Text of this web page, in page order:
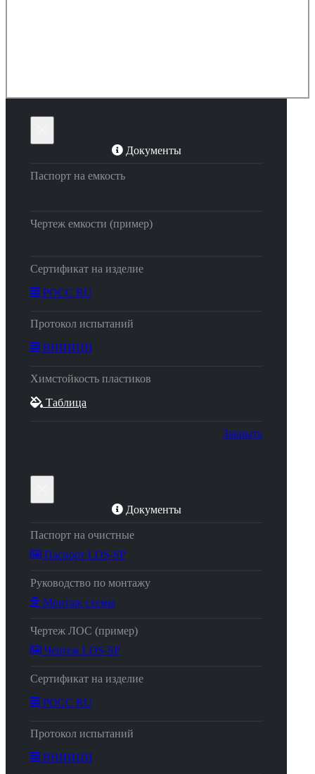
Документы
Паспорт на емкость
Чертеж емкости (пример)
Сертификат на изделие
РОСС RU
Протокол испытаний
ВНИИЦИ
Химстойкость пластиков
Таблица
Закрыть
Документы
Паспорт на очистные
Паспорт LOS-SP
Руководство по монтажу
Монтаж схемы
Чертеж ЛОС (пример)
Чертеж LOS-SP
Сертификат на изделие
РОСС RU
Протокол испытаний
ВНИИЦИ